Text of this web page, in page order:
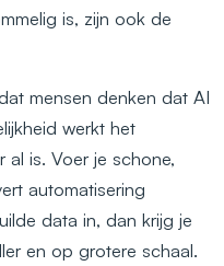
is, zijn ook de
mensen denken dat AI
werkt het
al is. Voer je schone,
automatisering
data in, dan krijg je
en op grotere schaal.